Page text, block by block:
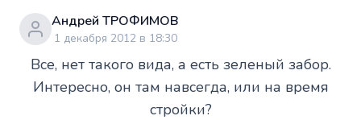
Андрей ТРОФИМОВ
1 декабря 2012 в 18:30
Все, нет такого вида, а есть зеленый забор.
Интересно, он там навсегда, или на время
стройки?